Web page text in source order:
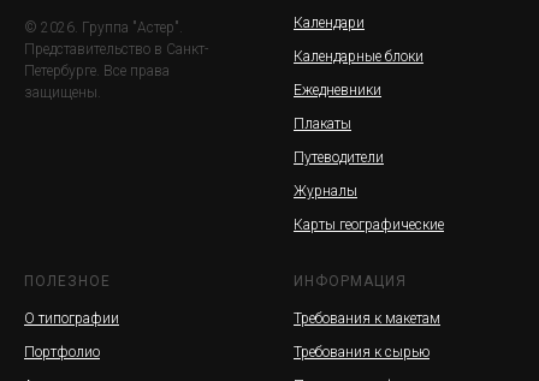
© 2026. Группа "Астер".
Представительство в Санкт-
Петербурге. Все права
защищены.
Календари
Календарные блоки
Ежедневники
Плакаты
Путеводители
Журналы
Карты географические
ПОЛЕЗНОЕ
О типографии
Портфолио
ИНФОРМАЦИЯ
Требования к макетам
Требования к сырью